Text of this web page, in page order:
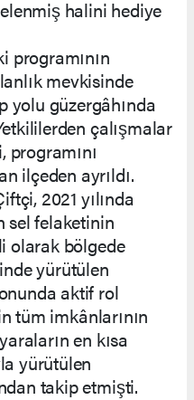
halini hediye
programının
mevkisinde
yolu güzergâhında
çalışmalar
ilçeden ayrıldı.
2021 yılında
sel felaketinin
olarak bölgede
yürütülen
aktif rol
tüm imkânlarının
en kısa
yürütülen
takip etmişti.